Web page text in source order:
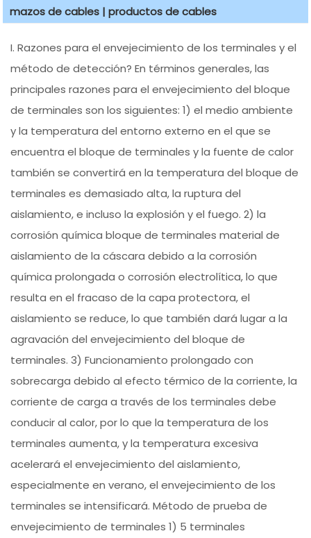
mazos de cables | productos de cables
I. Razones para el envejecimiento de los terminales y el
método de detección? En términos generales, las
principales razones para el envejecimiento del bloque
de terminales son los siguientes: 1) el medio ambiente
y la temperatura del entorno externo en el que se
encuentra el bloque de terminales y la fuente de calor
también se convertirá en la temperatura del bloque de
terminales es demasiado alta, la ruptura del
aislamiento, e incluso la explosión y el fuego. 2) la
corrosión química bloque de terminales material de
aislamiento de la cáscara debido a la corrosión
química prolongada o corrosión electrolítica, lo que
resulta en el fracaso de la capa protectora, el
aislamiento se reduce, lo que también dará lugar a la
agravación del envejecimiento del bloque de
terminales. 3) Funcionamiento prolongado con
sobrecarga debido al efecto térmico de la corriente, la
corriente de carga a través de los terminales debe
conducir al calor, por lo que la temperatura de los
terminales aumenta, y la temperatura excesiva
acelerará el envejecimiento del aislamiento,
especialmente en verano, el envejecimiento de los
terminales se intensificará. Método de prueba de
envejecimiento de terminales 1) 5 terminales